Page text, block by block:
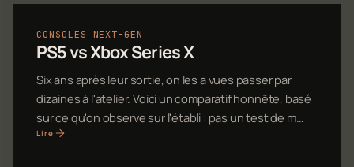
CONSOLES NEXT-GEN
PS5 vs Xbox Series X
Six ans après leur sortie, on les a vues passer par
dizaines à l'atelier. Voici un comparatif honnête, basé
sur ce qu'on observe sur l'établi : pas un test de m…
Lire